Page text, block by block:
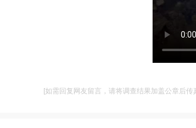
[如需回复网友留言，请将调查结果加盖公章后